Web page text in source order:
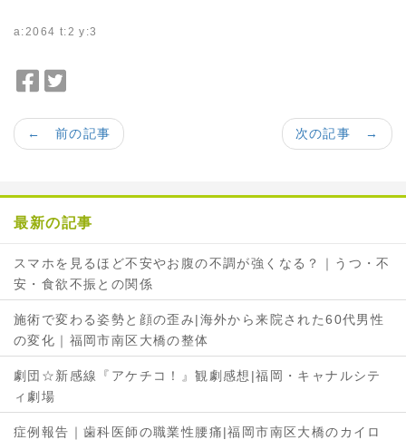
a:2064 t:2 y:3
c
e
o
k
シ
ェ
i
t
r
で
ェ
ア
次の記事 →
← 前の記事
最新の記事
スマホを見るほど不安やお腹の不調が強くなる？｜うつ・不
安・食欲不振との関係
施術で変わる姿勢と顔の歪み|海外から来院された60代男性
の変化｜福岡市南区大橋の整体
劇団☆新感線『アケチコ！』観劇感想|福岡・キャナルシテ
ィ劇場
症例報告｜歯科医師の職業性腰痛|福岡市南区大橋のカイロ